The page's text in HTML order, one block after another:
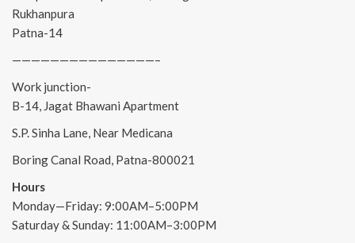
Rukhanpura
Patna-14
———————————————–
Work junction-
B-14, Jagat Bhawani Apartment
S.P. Sinha Lane, Near Medicana
Boring Canal Road, Patna-800021
Hours
Monday—Friday: 9:00AM–5:00PM
Saturday & Sunday: 11:00AM–3:00PM